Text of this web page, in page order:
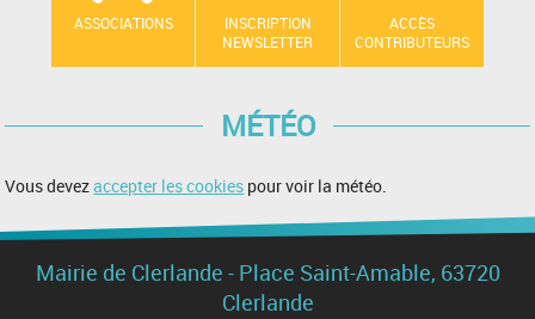
ASSOCIATIONS
INSCRIPTION
NEWSLETTER
ACCÈS
CONTRIBUTEURS
MÉTÉO
Vous devezaccepter les cookies pour voir la météo.
Mairie de Clerlande - Place Saint-Amable, 63720
Clerlande